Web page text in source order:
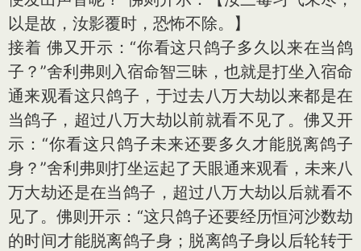
以是故，汝影覆时，恐怖不除。】
接着 佛又开示：“你看这只鸽子多久以来在当鸽
子？”舍利弗则入宿命智三昧，也就是打坐入宿命
通来观看这只鸽子，于过去八万大劫以来都是在
当鸽子，超过八万大劫以前就看不见了。佛又开
示：“你看这只鸽子未来还要多久才能脱离鸽子
身？”舍利弗则打坐运起了天眼通来观看，未来八
万大劫还是在当鸽子，超过八万大劫以后就看不
见了。佛则开示：“这只鸽子还要经历恒河沙数劫
的时间才能脱离鸽子身；脱离鸽子身以后轮转于